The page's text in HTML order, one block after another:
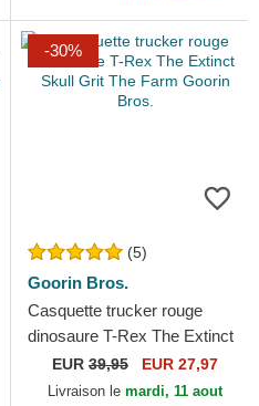
-30%
(5)
Goorin Bros.
Casquette trucker rouge
dinosaure T-Rex The Extinct
Skull Grit The Farm Goorin
Bros.
EUR 39,95 EUR 27,97
Livraison le mardi, 11 aout